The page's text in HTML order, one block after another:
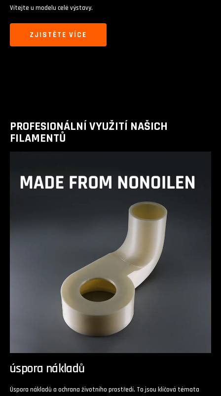
Vítejte u modelu celé výstavy.
ZJISTĚTE VÍCE
PROFESIONÁLNÍ VYUŽITÍ NAŠICH
FILAMENTŮ
úspora nákladů
Úspora nákladů a ochrana životního prostředí. To jsou klíčová témata